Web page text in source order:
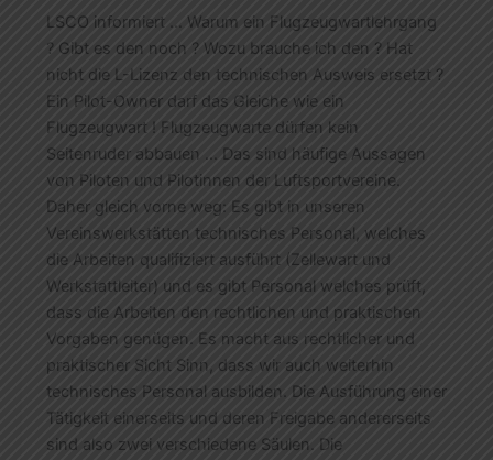
LSCO informiert … Warum ein Flugzeugwartlehrgang
? Gibt es den noch ? Wozu brauche ich den ? Hat
nicht die L-Lizenz den technischen Ausweis ersetzt ?
Ein Pilot-Owner darf das Gleiche wie ein
Flugzeugwart ! Flugzeugwarte dürfen kein
Seitenruder abbauen … Das sind häufige Aussagen
von Piloten und Pilotinnen der Luftsportvereine.
Daher gleich vorne weg: Es gibt in unseren
Vereinswerkstätten technisches Personal, welches
die Arbeiten qualifiziert ausführt (Zellewart und
Werkstattleiter) und es gibt Personal welches prüft,
dass die Arbeiten den rechtlichen und praktischen
Vorgaben genügen. Es macht aus rechtlicher und
praktischer Sicht Sinn, dass wir auch weiterhin
technisches Personal ausbilden. Die Ausführung einer
Tätigkeit einerseits und deren Freigabe andererseits
sind also zwei verschiedene Säulen. Die